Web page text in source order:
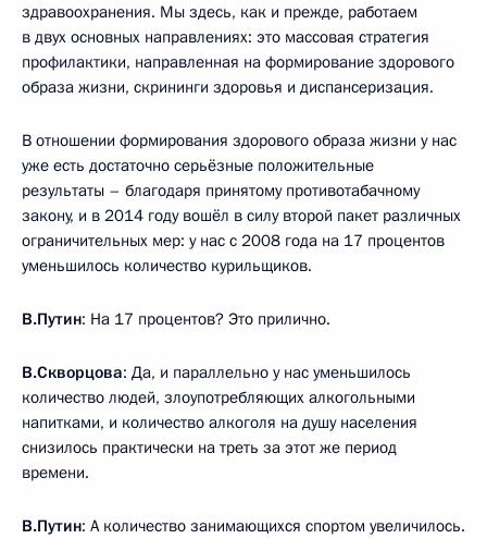
здравоохранения. Мы здесь, как и прежде, работаем
в двух основных направлениях: это массовая стратегия
профилактики, направленная на формирование здорового
образа жизни, скрининги здоровья и диспансеризация.
В отношении формирования здорового образа жизни у нас
уже есть достаточно серьёзные положительные
результаты – благодаря принятому противотабачному
закону, и в 2014 году вошёл в силу второй пакет различных
ограничительных мер: у нас с 2008 года на 17 процентов
уменьшилось количество курильщиков.
В.Путин: На 17 процентов? Это прилично.
В.Скворцова: Да, и параллельно у нас уменьшилось
количество людей, злоупотребляющих алкогольными
напитками, и количество алкоголя на душу населения
снизилось практически на треть за этот же период
времени.
В.Путин: А количество занимающихся спортом увеличилось.